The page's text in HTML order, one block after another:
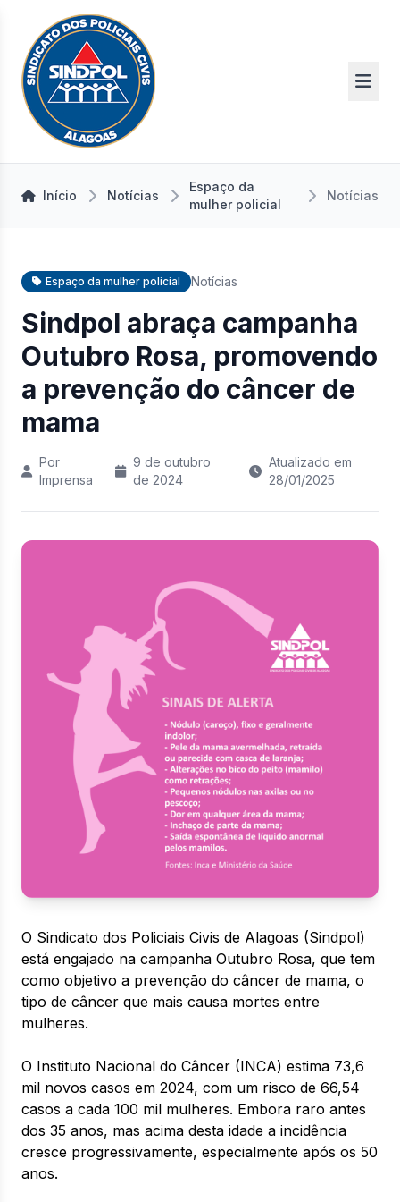
Início Notícias
Espaço da
mulher policial
Notícias
Espaço da mulher policial Notícias
Sindpol abraça campanha
Outubro Rosa, promovendo
a prevenção do câncer de
mama
Por
Imprensa
9 de outubro
de 2024
Atualizado em
28/01/2025
O Sindicato dos Policiais Civis de Alagoas (Sindpol)
está engajado na campanha Outubro Rosa, que tem
como objetivo a prevenção do câncer de mama, o
tipo de câncer que mais causa mortes entre
mulheres.
O Instituto Nacional do Câncer (INCA) estima 73,6
mil novos casos em 2024, com um risco de 66,54
casos a cada 100 mil mulheres. Embora raro antes
dos 35 anos, mas acima desta idade a incidência
cresce progressivamente, especialmente após os 50
anos.